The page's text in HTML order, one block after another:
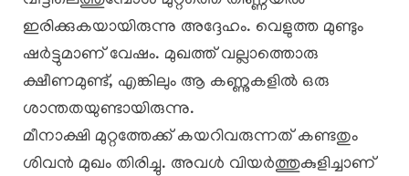
ഇരിക്കുകയായിരുന്നു അദ്ദേഹം. വെളുത്ത മുണ്ടും
ഷർട്ടുമാണ് വേഷം. മുഖത്ത് വല്ലാത്തൊരു
ക്ഷീണമുണ്ട്, എങ്കിലും ആ കണ്ണുകളിൽ ഒരു
ശാന്തതയുണ്ടായിരുന്നു.
​മീനാക്ഷി മുറ്റത്തേക്ക് കയറിവരുന്നത് കണ്ടതും
ശിവൻ മുഖം തിരിച്ചു. അവൾ വിയർത്തുകുളിച്ചാണ്